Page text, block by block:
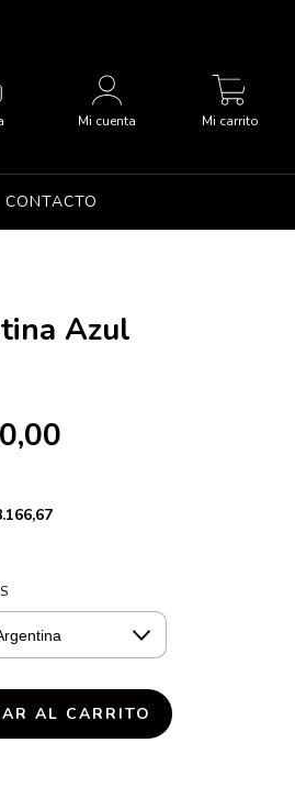
Mi cuenta Mi carrito
CONTACTO
Azul